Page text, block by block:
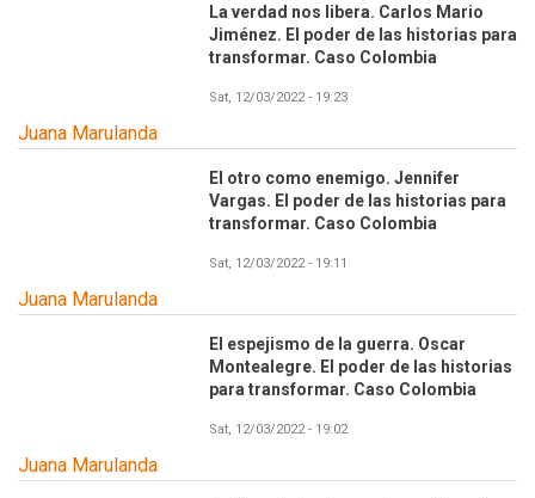
La verdad nos libera. Carlos Mario
Jiménez. El poder de las historias para
transformar. Caso Colombia
Sat, 12/03/2022 - 19:23
Juana Marulanda
El otro como enemigo. Jennifer
Vargas. El poder de las historias para
transformar. Caso Colombia
Sat, 12/03/2022 - 19:11
Juana Marulanda
El espejismo de la guerra. Oscar
Montealegre. El poder de las historias
para transformar. Caso Colombia
Sat, 12/03/2022 - 19:02
Juana Marulanda